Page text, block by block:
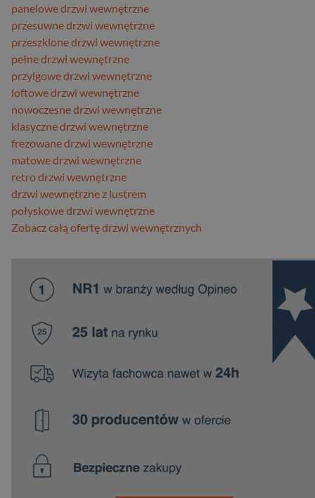
panelowe drzwi wewnętrzne
przesuwne drzwi wewnętrzne
przeszklone drzwi wewnętrzne
pełne drzwi wewnętrzne
przylgowe drzwi wewnętrzne
loftowe drzwi wewnętrzne
nowoczesne drzwi wewnętrzne
klasyczne drzwi wewnętrzne
frezowane drzwi wewnętrzne
matowe drzwi wewnętrzne
retro drzwi wewnętrzne
drzwi wewnętrzne z lustrem
połyskowe drzwi wewnętrzne
Zobacz całą ofertę drzwi wewnętrznych